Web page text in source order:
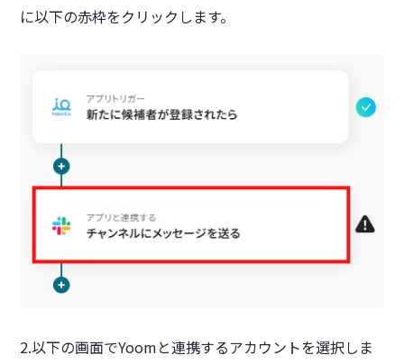
に以下の赤枠をクリックします。
2.以下の画面でYoomと連携するアカウントを選択しま